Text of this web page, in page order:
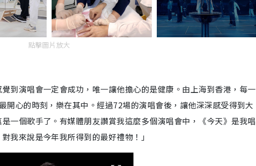
點擊圖片放大
到演唱會一定會成功，唯一讓他擔心的是健康。由上海到香港，每一
開心的時刻，樂在其中。經過72場的演唱會後，讓他深深感受得到大
一個歌手了。有媒體朋友讚賞我這麼多個演唱會中，《今天》是我唱
我來說是今年我所得到的最好禮物！」